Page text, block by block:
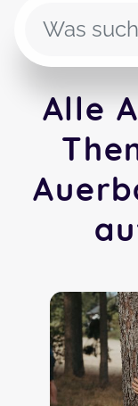
Alle